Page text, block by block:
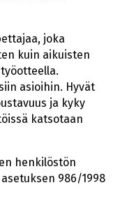
joka
kuin aikuisten
asioihin. Hyvät
ja kyky
katsotaan
henkilöstön
986/1998